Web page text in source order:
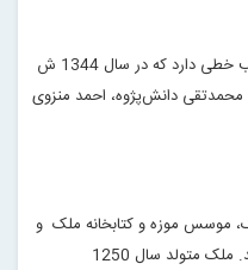
همچنین این کتابخانه 13 جلد فهرست کتب خطی دارد که در سال 1344 ش
دانش‌پژوه، احمد منزوی
موسس موزه و کتابخانه ملک و
بزرگترین واقف تاریخ معاصر ایران می باشد. ملک متولد سال 1250